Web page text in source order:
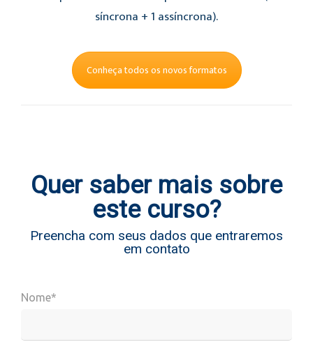
síncrona + 1 assíncrona).
Conheça todos os novos formatos
Quer saber mais sobre
este curso?
Preencha com seus dados que entraremos
em contato
Nome*